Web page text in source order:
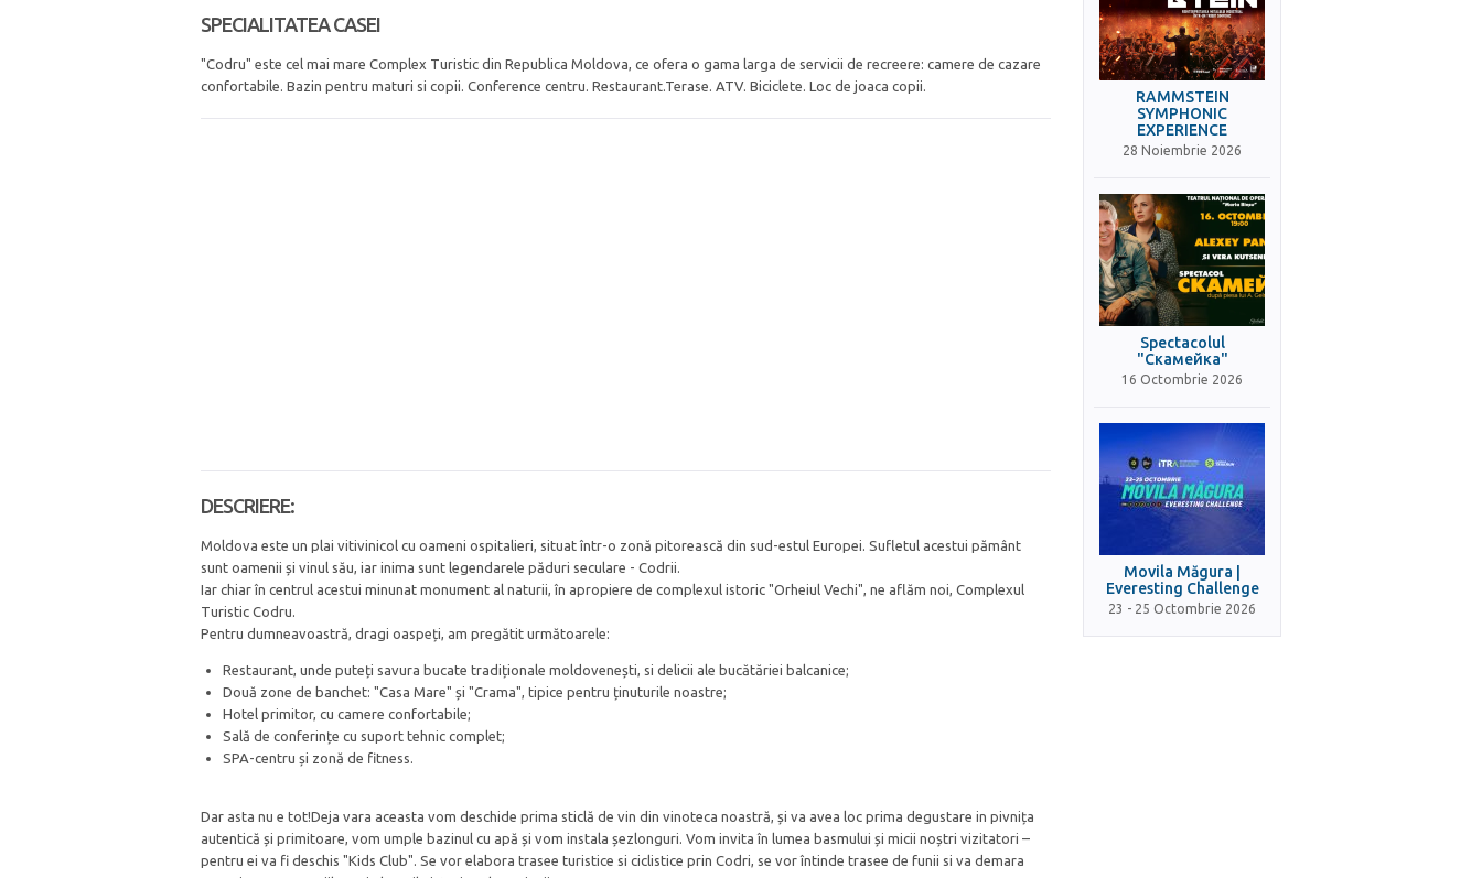
SPECIALITATEA CASEI
"Codru" este cel mai mare Complex Turistic din Republica Moldova, ce ofera o gama larga de servicii de recreere: camere de cazare
confortabile. Bazin pentru maturi si copii. Conference centru. Restaurant.Terase. ATV. Biciclete. Loc de joaca copii.
DESCRIERE:
Moldova este un plai vitivinicol cu oameni ospitalieri, situat într-o zonă pitorească din sud-estul Europei. Sufletul acestui pământ
sunt oamenii și vinul său, iar inima sunt legendarele păduri seculare - Codrii.
Iar chiar în centrul acestui minunat monument al naturii, în apropiere de complexul istoric "Orheiul Vechi", ne aflăm noi, Complexul
Turistic Codru.
Pentru dumneavoastră, dragi oaspeți, am pregătit următoarele:
Restaurant, unde puteți savura bucate tradiționale moldovenești, si delicii ale bucătăriei balcanice;
Două zone de banchet: "Casa Mare" și "Crama", tipice pentru ținuturile noastre;
Hotel primitor, cu camere confortabile;
Sală de conferințe cu suport tehnic complet;
SPA-centru și zonă de fitness.
Dar asta nu e tot!Deja vara aceasta vom deschide prima sticlă de vin din vinoteca noastră, și va avea loc prima degustare in pivnița
autentică și primitoare, vom umple bazinul cu apă și vom instala șezlonguri. Vom invita în lumea basmului și micii noștri vizitatori –
pentru ei va fi deschis "Kids Club". Se vor elabora trasee turistice si ciclistice prin Codri, se vor întinde trasee de funii si va demara
RAMMSTEIN
SYMPHONIC
EXPERIENCE
28 Noiembrie 2026
Spectacolul
"Скамейка"
16 Octombrie 2026
Movila Măgura |
Everesting Challenge
23 - 25 Octombrie 2026